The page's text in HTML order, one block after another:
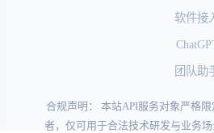
软件接
团队助
合规声明： 本站API服务对象严格
者，仅可用于合法技术研发与业务